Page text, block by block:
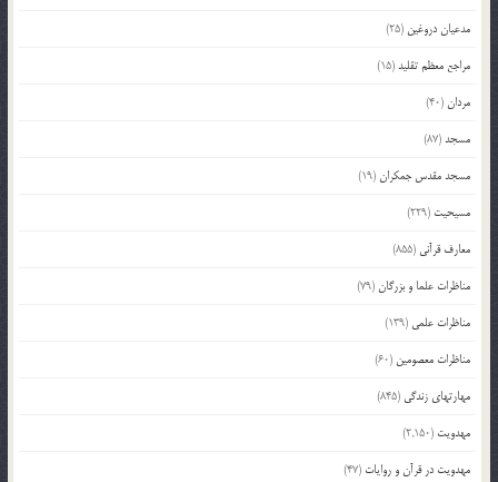
مدعیان دروغین (25)
مراجع معظم تقلید(15)
مردان(40)
مسجد(87)
مسجد مقدس جمکران(19)
مسیحیت (229)
معارف قرآنی (855)
مناظرات علما و بزرگان(79)
مناظرات علمی (139)
مناظرات معصومین (60)
مهارتهای زندگی (845)
مهدویت (2,150)
مهدویت در قرآن و روایات (47)